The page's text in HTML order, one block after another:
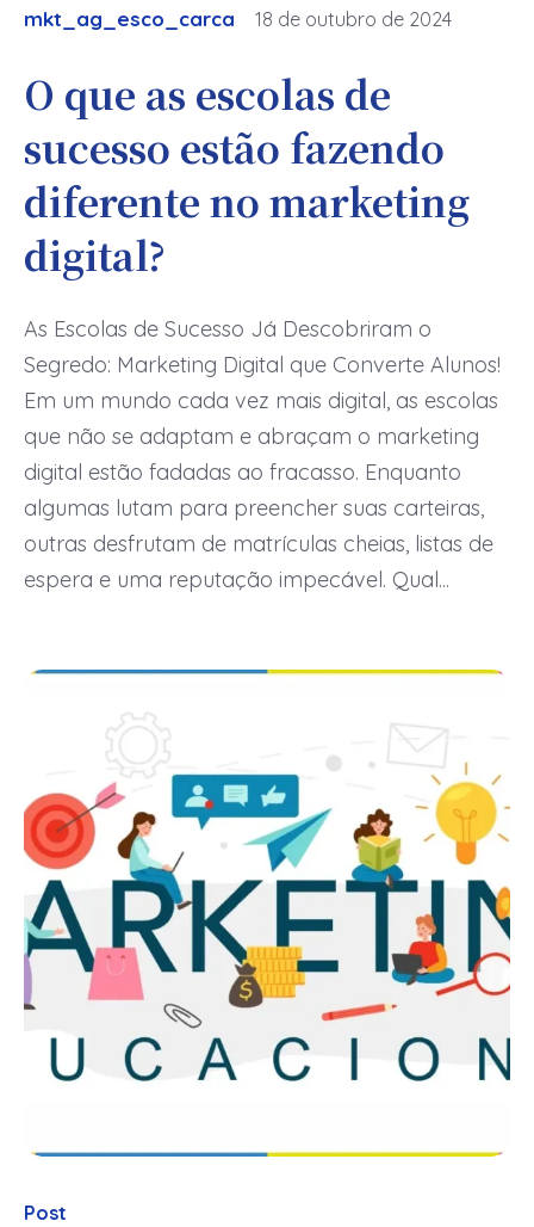
mkt_ag_esco_carca 18 de outubro de 2024
O que as escolas de
sucesso estão fazendo
diferente no marketing
digital?
As Escolas de Sucesso Já Descobriram o
Segredo: Marketing Digital que Converte Alunos!
Em um mundo cada vez mais digital, as escolas
que não se adaptam e abraçam o marketing
digital estão fadadas ao fracasso. Enquanto
algumas lutam para preencher suas carteiras,
outras desfrutam de matrículas cheias, listas de
espera e uma reputação impecável. Qual...
Post